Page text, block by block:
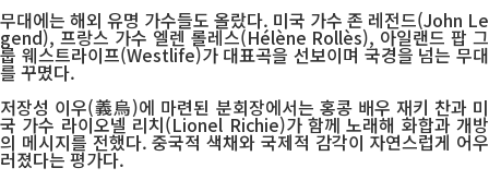
무대에는 해외 유명 가수들도 올랐다. 미국 가수 존 레전드(John Le
gend), 프랑스 가수 엘렌 롤레스(Hélène Rollès), 아일랜드 팝 그
룹 웨스트라이프(Westlife)가 대표곡을 선보이며 국경을 넘는 무대
를 꾸몄다.
저장성 이우(義烏)에 마련된 분회장에서는 홍콩 배우 재키 찬과 미
국 가수 라이오넬 리치(Lionel Richie)가 함께 노래해 화합과 개방
의 메시지를 전했다. 중국적 색채와 국제적 감각이 자연스럽게 어우
러졌다는 평가다.